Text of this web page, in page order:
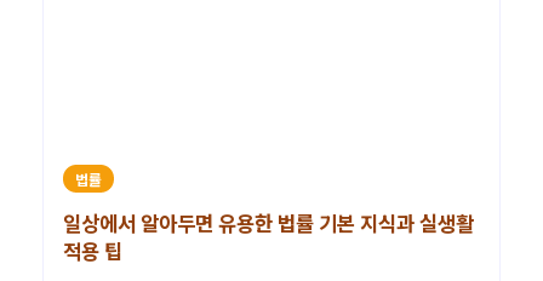
법률
일상에서 알아두면 유용한 법률 기본 지식과 실생활
적용 팁